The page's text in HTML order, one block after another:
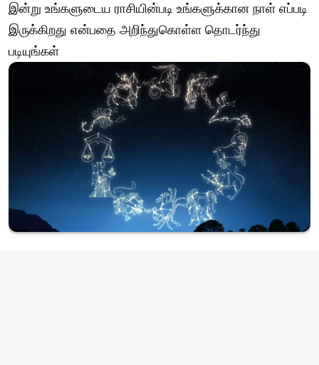
இன்று உங்களுடைய ராசியின்படி உங்களுக்கான நாள் எப்படி
இருக்கிறது என்பதை அறிந்துகொள்ள தொடர்ந்து
படியுங்கள்